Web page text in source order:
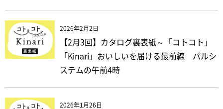
2026年2月2日
【2月3回】カタログ裏表紙～「コトコト」
「Kinari」おいしいを届ける最前線 パルシ
ステムの午前4時
2026年1月26日